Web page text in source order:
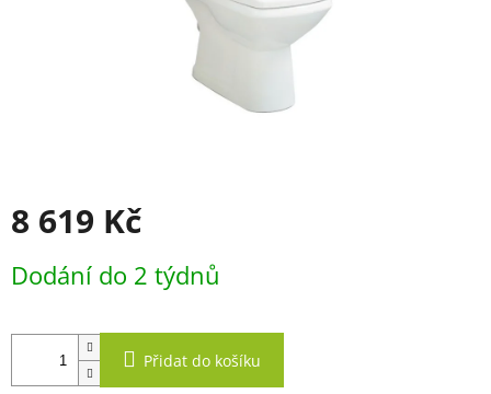
8 619 Kč
cena:
Dodání do 2 týdnů
Přidat do košíku